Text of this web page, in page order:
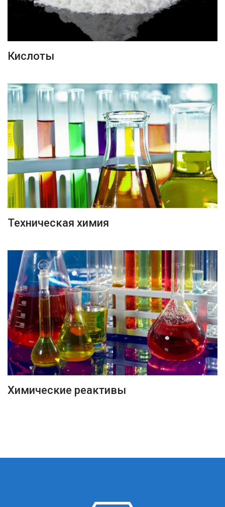
ПОДРОБНЕЕ
Кислоты
ПОДРОБНЕЕ
Техническая химия
ПОДРОБНЕЕ
Химические реактивы